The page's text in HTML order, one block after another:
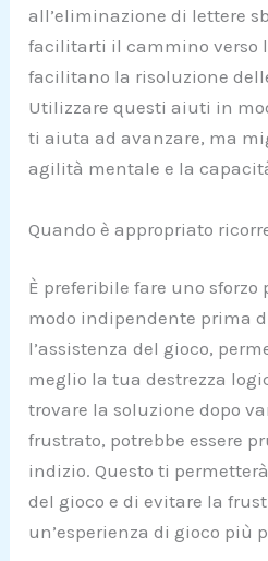
all’eliminazione di lettere
facilitarti il cammino verso
facilitano la risoluzione
Utilizzare questi aiuti in
ti aiuta ad avanzare, ma
agilità mentale e la
Quando è appropriato
È preferibile fare uno
modo indipendente prima
l’assistenza del gioco,
meglio la tua destrezza
trovare la soluzione dopo
frustrato, potrebbe essere
indizio. Questo ti
del gioco e di evitare la
un’esperienza di gioco più